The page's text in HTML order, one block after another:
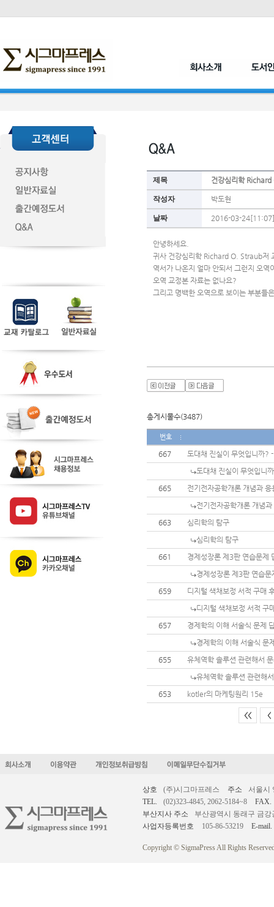
제목 건강심리학
작성자 박도현
날짜 2016-03-24[11:07]
안녕하세요.
귀사 건강심리학 Richard O. Straub저
역서가 나온지 얼마 안되서 그런지 오역
오역 교정본 자료는 없나요?
그리고 명백한 오역으로 보이는 부분들
총게시물수(3487)
번호
667
도대채 진실이 무엇입니까?
도대채 진실이 무엇입니
665
전기전자공학개론 개념과 응
전기전자공학개론 개념과
663
심리학의 탐구
심리학의 탐구
661
경제성장론 제3판 연습문제
경제성장론 제3판 연습문
659
디지털 색채보정 서적 구매
디지털 색채보정 서적 구
657
경제학의 이해 서술식 문제
경제학의 이해 서술식 문
655
유체역학 솔루션 관련해서
유체역학 솔루션 관련해
653
kotler의 마케팅원리 15e
<< <
상호 (주)시그마프레스 주소
서울시
TEL.
(02)323-4845, 2062-5184~8
FAX.
부산지사 주소
부산광역시 동래구 금강
사업자등록번호
105-86-53219 E-mail.
Copyright © SigmaPress All Rights